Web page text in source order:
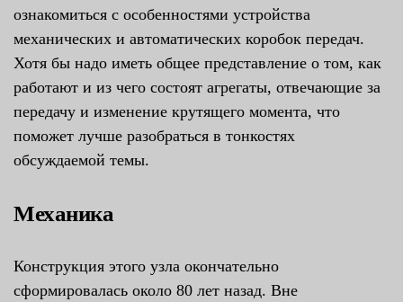
ознакомиться с особенностями устройства
механических и автоматических коробок передач.
Хотя бы надо иметь общее представление о том, как
работают и из чего состоят агрегаты, отвечающие за
передачу и изменение крутящего момента, что
поможет лучше разобраться в тонкостях
обсуждаемой темы.
Механика
Конструкция этого узла окончательно
сформировалась около 80 лет назад. Вне